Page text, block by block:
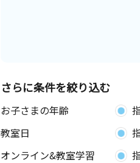
さらに条件を絞り込む
お子さまの年齢
教室日
オンライン&教室学習